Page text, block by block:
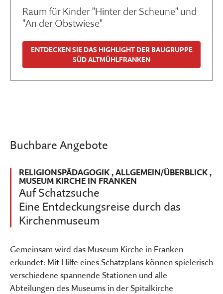
Raum für Kinder "Hinter der Scheune" und
"An der Obstwiese"
ENTDECKEN SIE DAS HIGHLIGHT DER BAUGRUPPE
SÜD ALTMÜHLFRANKEN
Buchbare Angebote
Auf Schatzsuche
Eine Entdeckungsreise durch das
Kirchenmuseum
RELIGIONSPÄDAGOGIK,ALLGEMEIN/ÜBERBLICK,
MUSEUM KIRCHE IN FRANKEN
Gemeinsam wird das Museum Kirche in Franken
erkundet: Mit Hilfe eines Schatzplans können spielerisch
verschiedene spannende Stationen und alle
Abteilungen des Museums in der Spitalkirche